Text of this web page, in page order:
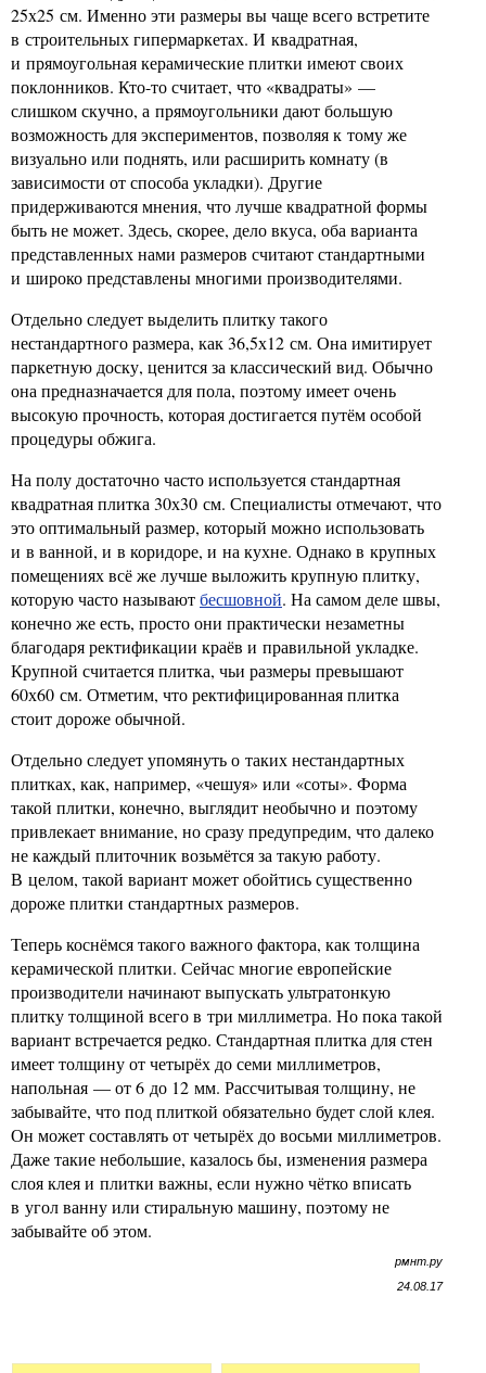
25х25 см. Именно эти размеры вы чаще всего встретите
в строительных гипермаркетах. И квадратная,
и прямоугольная керамические плитки имеют своих
поклонников. Кто-то считает, что «квадраты» —
слишком скучно, а прямоугольники дают большую
возможность для экспериментов, позволяя к тому же
визуально или поднять, или расширить комнату (в
зависимости от способа укладки). Другие
придерживаются мнения, что лучше квадратной формы
быть не может. Здесь, скорее, дело вкуса, оба варианта
представленных нами размеров считают стандартными
и широко представлены многими производителями.
Отдельно следует выделить плитку такого
нестандартного размера, как 36,5х12 см. Она имитирует
паркетную доску, ценится за классический вид. Обычно
она предназначается для пола, поэтому имеет очень
высокую прочность, которая достигается путём особой
процедуры обжига.
На полу достаточно часто используется стандартная
квадратная плитка 30х30 см. Специалисты отмечают, что
это оптимальный размер, который можно использовать
и в ванной, и в коридоре, и на кухне. Однако в крупных
помещениях всё же лучше выложить крупную плитку,
которую часто называютбесшовной. На самом деле швы,
конечно же есть, просто они практически незаметны
благодаря ректификации краёв и правильной укладке.
Крупной считается плитка, чьи размеры превышают
60х60 см. Отметим, что ректифицированная плитка
стоит дороже обычной.
Отдельно следует упомянуть о таких нестандартных
плитках, как, например, «чешуя» или «соты». Форма
такой плитки, конечно, выглядит необычно и поэтому
привлекает внимание, но сразу предупредим, что далеко
не каждый плиточник возьмётся за такую работу.
В целом, такой вариант может обойтись существенно
дороже плитки стандартных размеров.
Теперь коснёмся такого важного фактора, как толщина
керамической плитки. Сейчас многие европейские
производители начинают выпускать ультратонкую
плитку толщиной всего в три миллиметра. Но пока такой
вариант встречается редко. Стандартная плитка для стен
имеет толщину от четырёх до семи миллиметров,
напольная — от 6 до 12 мм. Рассчитывая толщину, не
забывайте, что под плиткой обязательно будет слой клея.
Он может составлять от четырёх до восьми миллиметров.
Даже такие небольшие, казалось бы, изменения размера
слоя клея и плитки важны, если нужно чётко вписать
в угол ванну или стиральную машину, поэтому не
забывайте об этом.
рмнт.ру
24.08.17